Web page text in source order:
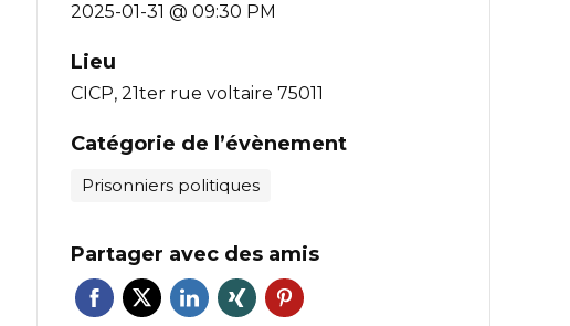
2025-01-31 @ 09:30 PM
Lieu
CICP, 21ter rue voltaire 75011
Catégorie de l’évènement
Prisonniers politiques
Partager avec des amis